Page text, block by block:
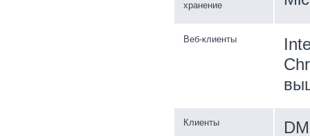
хранение
Веб-клиенты
Клиенты